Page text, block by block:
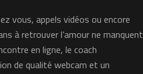
vous, appels vidéos ou encore
à retrouver l’amour ne manquent
en ligne, le coach
de qualité webcam et un